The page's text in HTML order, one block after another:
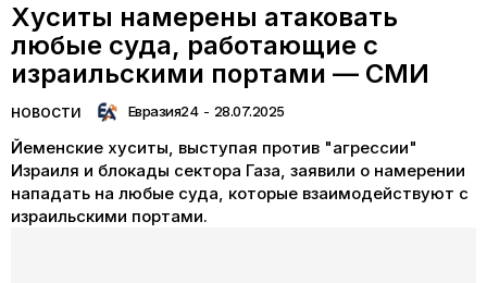
Хуситы намерены атаковать
любые суда, работающие с
израильскими портами — СМИ
НОВОСТИ Евразия24 - 28.07.2025
Йеменские хуситы, выступая против "агрессии"
Израиля и блокады сектора Газа, заявили о намерении
нападать на любые суда, которые взаимодействуют с
израильскими портами.